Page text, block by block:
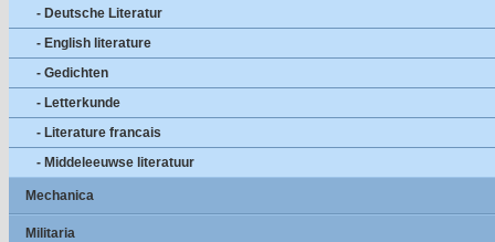
- Deutsche Literatur
- English literature
- Gedichten
- Letterkunde
- Literature francais
- Middeleeuwse literatuur
Mechanica
Militaria